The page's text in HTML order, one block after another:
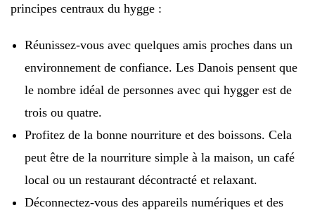
principes centraux du hygge :
Réunissez-vous avec quelques amis proches dans un
environnement de confiance. Les Danois pensent que
le nombre idéal de personnes avec qui hygger est de
trois ou quatre.
Profitez de la bonne nourriture et des boissons. Cela
peut être de la nourriture simple à la maison, un café
local ou un restaurant décontracté et relaxant.
Déconnectez-vous des appareils numériques et des